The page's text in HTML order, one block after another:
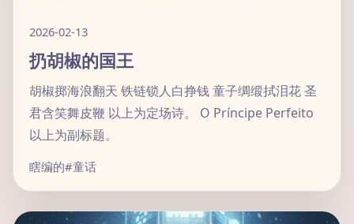
2026-02-13
扔胡椒的国王
胡椒掷海浪翻天 铁链锁人白挣钱 童子绸缎拭泪花 圣
君含笑舞皮鞭 以上为定场诗。 O Príncipe Perfeito
以上为副标题。
瞎编的#童话